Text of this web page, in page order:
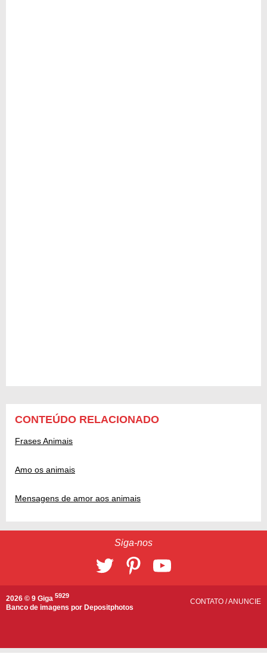
CONTEÚDO RELACIONADO
Frases Animais
Amo os animais
Mensagens de amor aos animais
Siga-nos
2026 © 9 Giga 5929
Banco de imagens por Depositphotos
CONTATO /ANUNCIE